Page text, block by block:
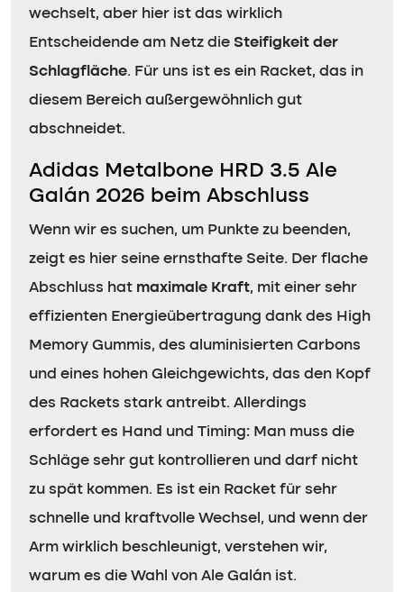
wechselt, aber hier ist das wirklich
Entscheidende am Netz die Steifigkeit der
Schlagfläche. Für uns ist es ein Racket, das in
diesem Bereich außergewöhnlich gut
abschneidet.
Adidas Metalbone HRD 3.5 Ale
Galán 2026 beim Abschluss
Wenn wir es suchen, um Punkte zu beenden,
zeigt es hier seine ernsthafte Seite. Der flache
Abschluss hat maximale Kraft, mit einer sehr
effizienten Energieübertragung dank des High
Memory Gummis, des aluminisierten Carbons
und eines hohen Gleichgewichts, das den Kopf
des Rackets stark antreibt. Allerdings
erfordert es Hand und Timing: Man muss die
Schläge sehr gut kontrollieren und darf nicht
zu spät kommen. Es ist ein Racket für sehr
schnelle und kraftvolle Wechsel, und wenn der
Arm wirklich beschleunigt, verstehen wir,
warum es die Wahl von Ale Galán ist.